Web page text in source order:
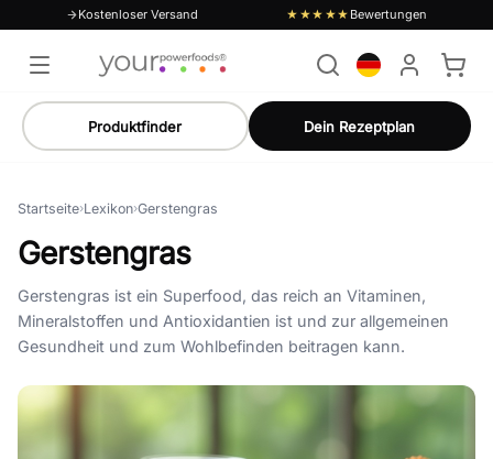
Kostenloser Versand ★★★★★ Bewertungen
Produktfinder Dein Rezeptplan
Startseite›Lexikon›Gerstengras
Gerstengras
Gerstengras ist ein Superfood, das reich an Vitaminen,
Mineralstoffen und Antioxidantien ist und zur allgemeinen
Gesundheit und zum Wohlbefinden beitragen kann.